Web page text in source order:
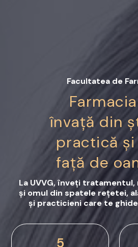
Facultatea de
învață din
practică
față de
La UVVG, înveți
și omul din spatele rețetei,
și practicieni care te
5